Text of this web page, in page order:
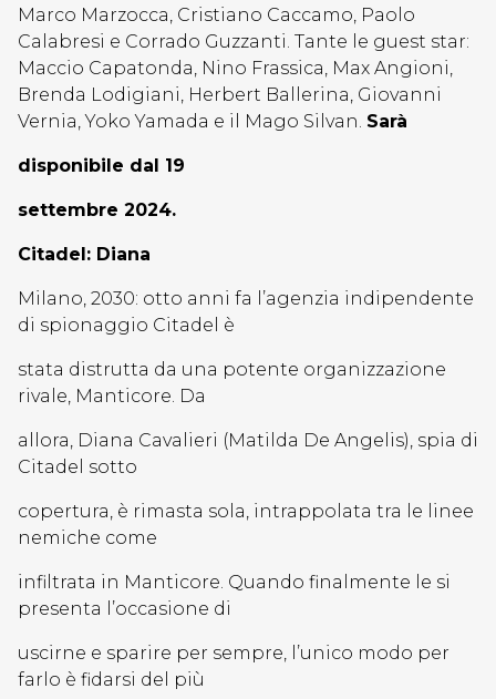
Marco Marzocca, Cristiano Caccamo, Paolo
Calabresi e Corrado Guzzanti. Tante le guest star:
Maccio Capatonda, Nino Frassica, Max Angioni,
Brenda Lodigiani, Herbert Ballerina, Giovanni
Vernia, Yoko Yamada e il Mago Silvan. Sarà
disponibile dal 19
settembre 2024.
Citadel: Diana
Milano, 2030: otto anni fa l’agenzia indipendente
di spionaggio Citadel è
stata distrutta da una potente organizzazione
rivale, Manticore. Da
allora, Diana Cavalieri (Matilda De Angelis), spia di
Citadel sotto
copertura, è rimasta sola, intrappolata tra le linee
nemiche come
infiltrata in Manticore. Quando finalmente le si
presenta l’occasione di
uscirne e sparire per sempre, l’unico modo per
farlo è fidarsi del più